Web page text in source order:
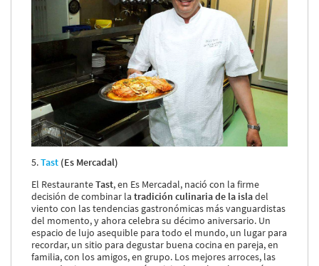
5.Tast (Es Mercadal)
El RestauranteTast, en Es Mercadal, nació con la firme
decisión de combinar latradición culinaria de la isladel
viento con las tendencias gastronómicas más vanguardistas
del momento, y ahora celebra su décimo aniversario. Un
espacio de lujo asequible para todo el mundo, un lugar para
recordar, un sitio para degustar buena cocina en pareja, en
familia, con los amigos, en grupo. Los mejores arroces, las